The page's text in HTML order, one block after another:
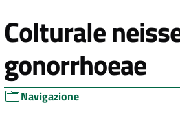
Colturale
gonorrhoeae
Navigazione